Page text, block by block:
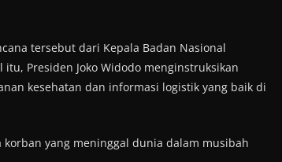
tersebut dari Kepala Badan Nasional
Presiden Joko Widodo menginstruksikan
kesehatan dan informasi logistik yang baik di
yang meninggal dunia dalam musibah